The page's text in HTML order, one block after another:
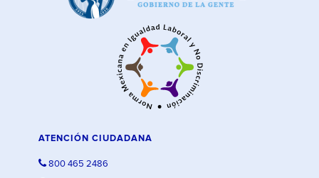
ATENCIÓN CIUDADANA
800 465 2486